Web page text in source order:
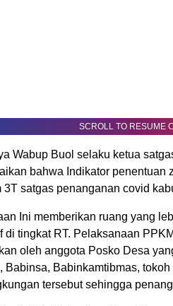
SCROLL TO RESUME
Wabup Buol selaku ketua
bahwa Indikator penentuan
3T satgas penanganan covid
Ini memberikan ruang yang
di tingkat RT. Pelaksanaan
oleh anggota Posko Desa
Babinsa, Babinkamtibmas,
tersebut sehingga